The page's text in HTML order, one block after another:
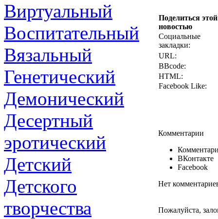
Виртуальный
Воспитательный
Вязальный
Генетический
Демонический
Десертный
эротический
Детский
Детского
творчества
Поделиться этой
новостью
Социальные
закладки:
URL:
BBcode:
HTML:
Facebook Like:
Комментарии
ВКонтакте
Facebook
Нет
Пожалуйста,